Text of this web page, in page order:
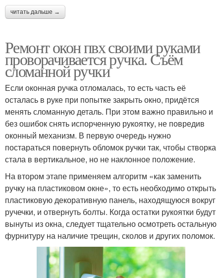
читать дальше →
Ремонт окон пвх своими руками
проворачивается ручка. Съём
сломанной ручки
Если оконная ручка отломалась, то есть часть её
осталась в руке при попытке закрыть окно, придётся
менять сломанную деталь. При этом важно правильно и
без ошибок снять испорченную рукоятку, не повредив
оконный механизм. В первую очередь нужно
постараться повернуть обломок ручки так, чтобы створка
стала в вертикальное, но не наклонное положение.
На втором этапе применяем алгоритм «как заменить
ручку на пластиковом окне», то есть необходимо открыть
пластиковую декоративную панель, находящуюся вокруг
ручечки, и отвернуть болты. Когда остатки рукоятки будут
вынуты из окна, следует тщательно осмотреть остальную
фурнитуру на наличие трещин, сколов и других поломок.